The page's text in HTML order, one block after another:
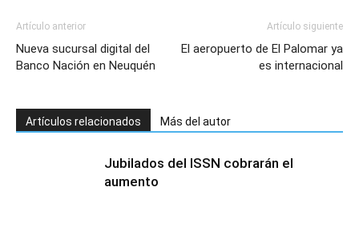
Artículo anterior
Nueva sucursal digital del
Banco Nación en Neuquén
Artículo siguiente
El aeropuerto de El Palomar ya
es internacional
Artículos relacionados Más del autor
Jubilados del ISSN cobrarán el
aumento